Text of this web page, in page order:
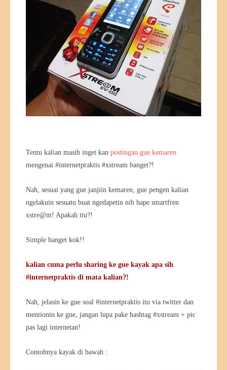
Tentu kalian masih inget kan postingan gue kemaren
mengenai #internetpraktis #xstream banget?!
Nah, sesuai yang gue janjiin kemaren, gue pengen kalian
ngelakuin sesuatu buat ngedapetin nih hape smartfren
xstre@m! Apakah itu?!
Simple banget kok!!
kalian cuma perlu sharing ke gue kayak apa sih
#internetpraktis di mata kalian?!
Nah, jelasin ke gue soal #internetpraktis itu via twitter dan
mentionin ke gue, jangan lupa pake hashtag #xstream + pic
pas lagi internetan!
Contohnya kayak di bawah :